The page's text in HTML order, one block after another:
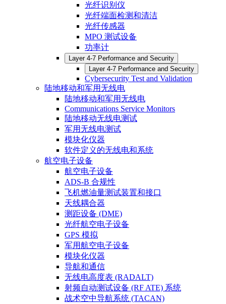
光纤识别仪
光纤端面检测和清洁
光纤传感器
MPO 测试设备
功率计
Layer 4-7 Performance and Security
Layer 4-7 Performance and Security
Cybersecurity Test and Validation
陆地移动和军用无线电
陆地移动和军用无线电
Communications Service Monitors
陆地移动无线电测试
军用无线电测试
模块化仪器
软件定义的无线电和系统
航空电子设备
航空电子设备
ADS-B 合规性
飞机燃油量测试装置和接口
天线耦合器
测距设备 (DME)
光纤航空电子设备
GPS 模拟
军用航空电子设备
模块化仪器
导航和通信
无线电高度表 (RADALT)
射频自动测试设备 (RF ATE) 系统
战术空中导航系统 (TACAN)